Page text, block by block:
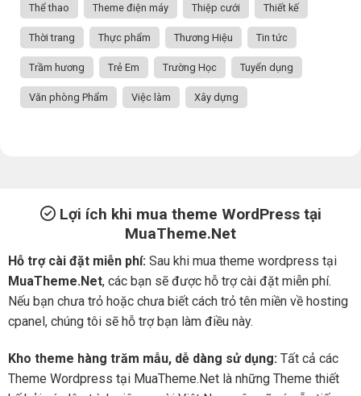
Thể thao Theme điện máy Thiệp cưới Thiết kế
Thời trang Thực phẩm Thương Hiệu Tin tức
Trầm hương Trẻ Em Trường Học Tuyển dụng
Văn phòng Phẩm Việc làm Xây dựng
Lợi ích khi mua theme WordPress tại
MuaTheme.Net
Hỗ trợ cài đặt miễn phí: Sau khi mua theme wordpress tại
MuaTheme.Net, các bạn sẽ được hỗ trợ cài đặt miễn phí.
Nếu bạn chưa trỏ hoặc chưa biết cách trỏ tên miền về hosting
cpanel, chúng tôi sẽ hỗ trợ bạn làm điều này.
Kho theme hàng trăm mẫu, dễ dàng sử dụng: Tất cả các
Theme Wordpress tại MuaTheme.Net là những Theme thiết